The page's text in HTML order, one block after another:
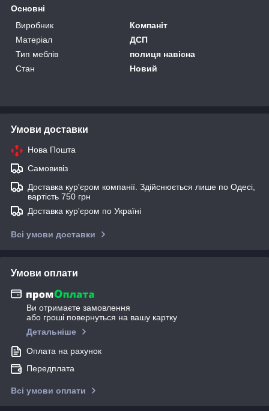
Основні
Виробник
Компаніт
Матеріал
ДСП
Тип меблів
полиця навісна
Стан
Новий
Умови доставки
Нова Пошта
Самовивіз
Доставка кур'єром компанії. Здійснюється лише по Одесі,
вартість 750 грн
Доставка кур'єром по Україні
Всі умови доставки
Умови оплати
Ви отримаєте замовлення
або гроші повернуться на вашу картку
Детальніше
Оплата на рахунок
Передплата
Всі умови оплати